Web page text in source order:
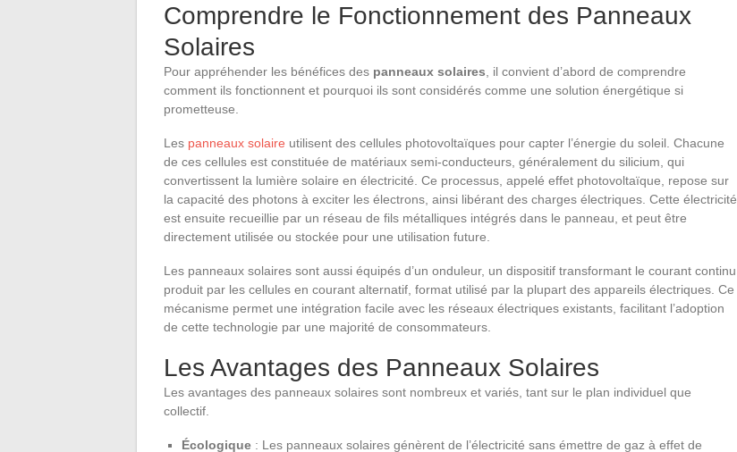
Comprendre le Fonctionnement des Panneaux
Solaires
Pour appréhender les bénéfices des panneaux solaires , il convient d’abord de comprendre
comment ils fonctionnent et pourquoi ils sont considérés comme une solution énergétique si
prometteuse.
Les panneaux solaire utilisent des cellules photovoltaïques pour capter l’énergie du soleil. Chacune
de ces cellules est constituée de matériaux semi-conducteurs, généralement du silicium, qui
convertissent la lumière solaire en électricité. Ce processus, appelé effet photovoltaïque, repose sur
la capacité des photons à exciter les électrons, ainsi libérant des charges électriques. Cette électricité
est ensuite recueillie par un réseau de fils métalliques intégrés dans le panneau, et peut être
directement utilisée ou stockée pour une utilisation future.
Les panneaux solaires sont aussi équipés d’un onduleur, un dispositif transformant le courant continu
produit par les cellules en courant alternatif, format utilisé par la plupart des appareils électriques. Ce
mécanisme permet une intégration facile avec les réseaux électriques existants, facilitant l’adoption
de cette technologie par une majorité de consommateurs.
Les Avantages des Panneaux Solaires
Les avantages des panneaux solaires sont nombreux et variés, tant sur le plan individuel que
collectif.
Écologique : Les panneaux solaires génèrent de l’électricité sans émettre de gaz à effet de